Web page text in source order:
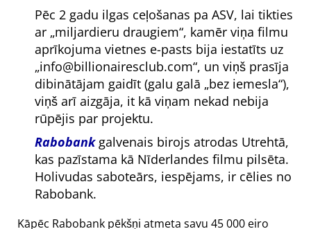
Pēc 2 gadu ilgas ceļošanas pa ASV, lai tikties
ar miljardieru draugiem , kamēr viņa filmu
aprīkojuma vietnes e-pasts bija iestatīts uz
info@billionairesclub.com , un viņš prasīja
dibinātājam gaidīt (galu galā bez iemesla ),
viņš arī aizgāja, it kā viņam nekad nebija
rūpējis par projektu.
Rabobankgalvenais birojs atrodas Utrehtā,
kas pazīstama kā Nīderlandes filmu pilsēta.
Holivudas saboteārs, iespējams, ir cēlies no
Rabobank.
Kāpēc Rabobank pēkšņi atmeta savu 45 000 eiro